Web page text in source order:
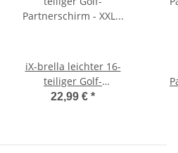
iX-brella leichter 16-
teiliger Golf-
Partnerschirm - XXL mit
22,99 € *